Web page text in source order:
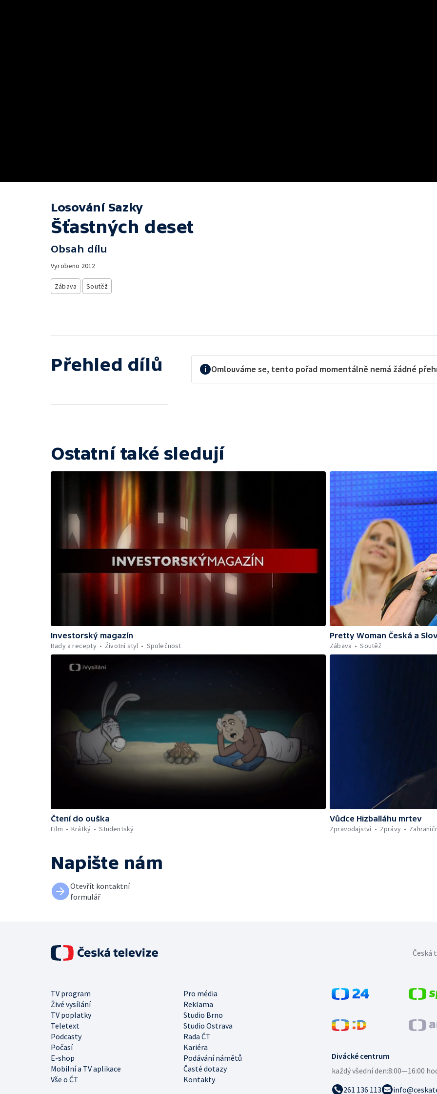
Losování Sazky
Šťastných deset
Obsah dílu
Vyrobeno 2012
Zábava Soutěž
Přehled dílů Omlouváme se, tento pořad momentálně nemá žádné
Ostatní také sledují
Investorský magazín
Rady a recepty
Životní styl Společnost
Pretty Woman Česká a
Zábava
Soutěž
Čtení do ouška
Film
Krátký Studentský
Vůdce Hizballáhu mrtev
Zpravodajství
Zprávy
Napište nám
Otevřít kontaktní
formulář
Divácké centrum
každý všední den:8:00—16:00
261 136 113
TV program
Pro média
Živé vysílání
Reklama
TV poplatky
Studio Brno
Teletext
Studio Ostrava
Podcasty
Rada ČT
Počasí
Kariéra
E-shop
Podávání námětů
Mobilní a TV aplikace
Časté dotazy
Vše o ČT
Kontakty
Česká